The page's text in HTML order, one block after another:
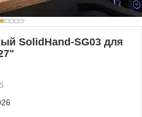
SolidHand-SG03 для